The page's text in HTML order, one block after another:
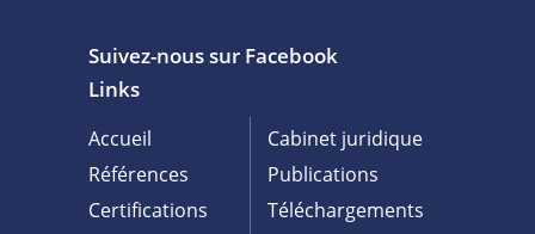
Suivez-nous sur Facebook
Links
Accueil
Cabinet juridique
Références
Publications
Certifications
Téléchargements